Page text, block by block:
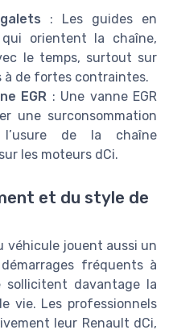
: Les guides en
orientent la chaîne,
le temps, surtout sur
à de fortes contraintes.
EGR : Une vanne EGR
une surconsommation
de la chaîne
les moteurs dCi.
et du style de
véhicule jouent aussi un
fréquents à
davantage la
vie. Les professionnels
leur Renault dCi,